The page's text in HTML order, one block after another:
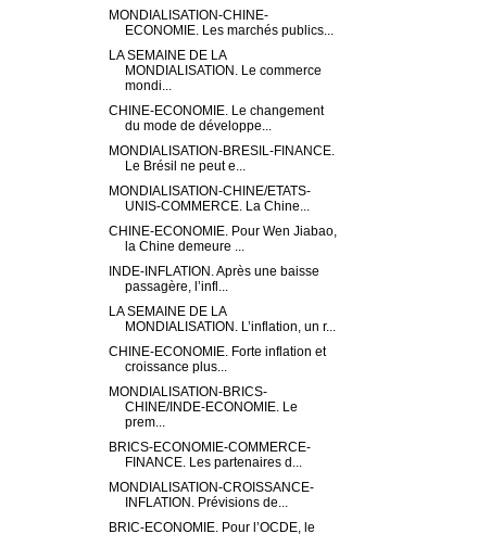
MONDIALISATION-CHINE-
ECONOMIE. Les marchés publics...
LA SEMAINE DE LA
MONDIALISATION. Le commerce
mondi...
CHINE-ECONOMIE. Le changement
du mode de développe...
MONDIALISATION-BRESIL-FINANCE.
Le Brésil ne peut e...
MONDIALISATION-CHINE/ETATS-
UNIS-COMMERCE. La Chine...
CHINE-ECONOMIE. Pour Wen Jiabao,
la Chine demeure ...
INDE-INFLATION. Après une baisse
passagère, l’infl...
LA SEMAINE DE LA
MONDIALISATION. L’inflation, un r...
CHINE-ECONOMIE. Forte inflation et
croissance plus...
MONDIALISATION-BRICS-
CHINE/INDE-ECONOMIE. Le
prem...
BRICS-ECONOMIE-COMMERCE-
FINANCE. Les partenaires d...
MONDIALISATION-CROISSANCE-
INFLATION. Prévisions de...
BRIC-ECONOMIE. Pour l’OCDE, le